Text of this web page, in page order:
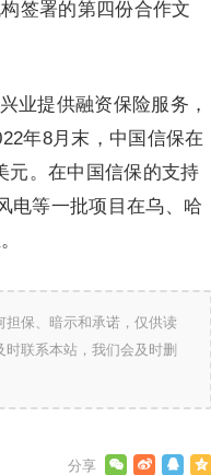
签署的第四份合作文
业提供融资保险服务，
年8月末，中国信保在
元。在中国信保的支持
电等一批项目在乌、哈
担保、暗示和承诺，仅供读
联系本站，我们会及时删